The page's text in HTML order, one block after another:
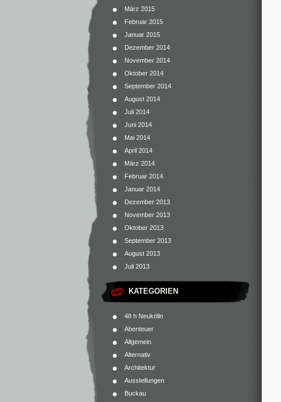
März 2015
Februar 2015
Januar 2015
Dezember 2014
November 2014
Oktober 2014
September 2014
August 2014
Juli 2014
Juni 2014
Mai 2014
April 2014
März 2014
Februar 2014
Januar 2014
Dezember 2013
November 2013
Oktober 2013
September 2013
August 2013
Juli 2013
KATEGORIEN
48 h Neukölln
Abenteuer
Allgemein
Alternativ
Architektur
Ausstellungen
Buckau